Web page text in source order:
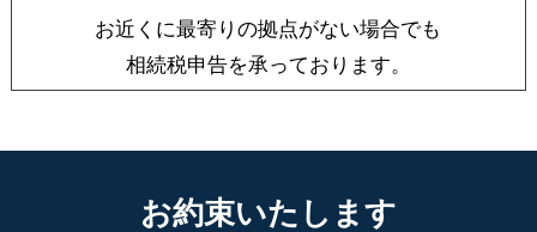
お近くに最寄りの拠点がない場合でも
相続税申告を承っております。
お約束いたします